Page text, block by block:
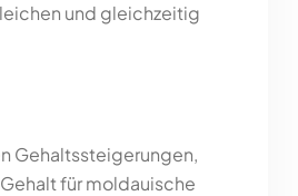
und gleichzeitig
Gehaltssteigerungen,
für moldauische